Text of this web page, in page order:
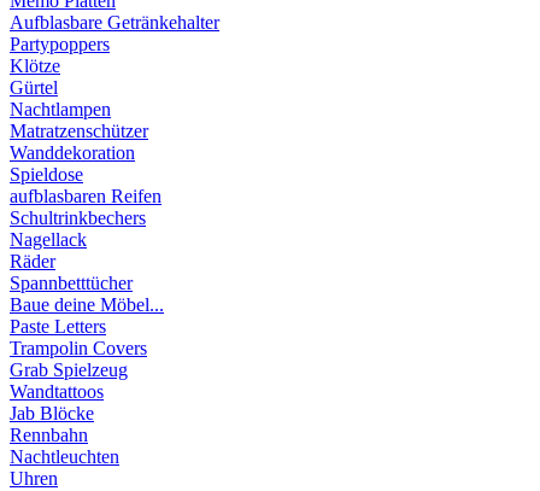
Aufblasbare Getränkehalter
Partypoppers
Klötze
Gürtel
Nachtlampen
Matratzenschützer
Wanddekoration
Spieldose
aufblasbaren Reifen
Schultrinkbechers
Nagellack
Räder
Spannbetttücher
Baue deine Möbel...
Paste Letters
Trampolin Covers
Grab Spielzeug
Wandtattoos
Jab Blöcke
Rennbahn
Nachtleuchten
Uhren